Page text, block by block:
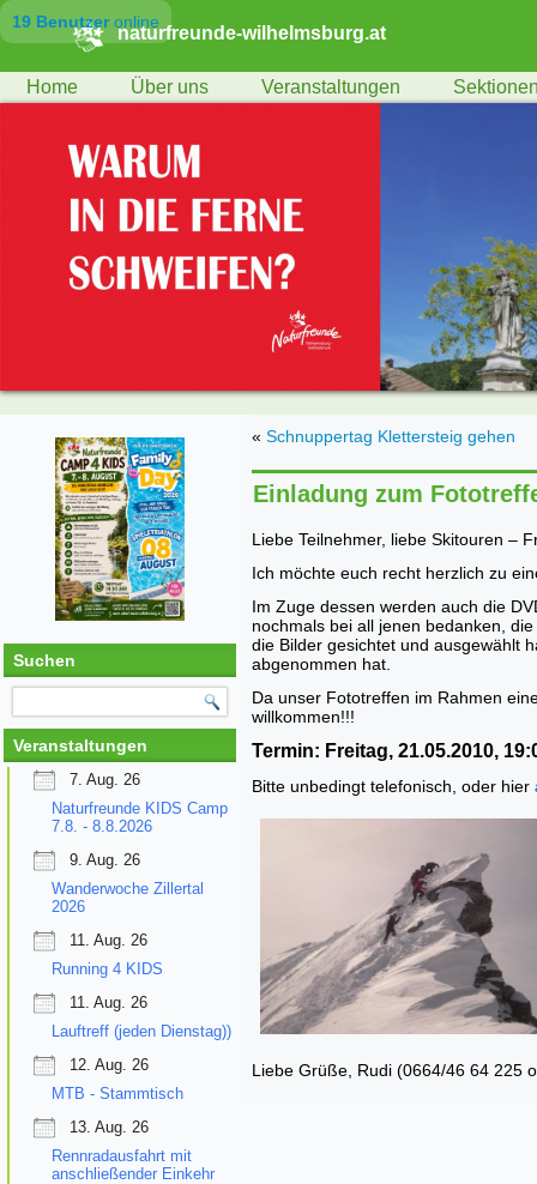
19 Benutzeronline
naturfreunde-wilhelmsburg.at
Home Über uns Veranstaltungen
Suchen
Veranstaltungen
7. Aug. 26
Naturfreunde KIDS Camp
7.8. - 8.8.2026
9. Aug. 26
Wanderwoche Zillertal
2026
11. Aug. 26
Running 4 KIDS
11. Aug. 26
Lauftreff (jeden Dienstag))
12. Aug. 26
MTB - Stammtisch
13. Aug. 26
Rennradausfahrt mit
anschließender Einkehr
« Schnuppertag Klettersteig gehen
Einladung zum
Liebe Teilnehmer, liebe Skitouren –
Ich möchte euch recht herzlich zu
Im Zuge dessen werden auch die
nochmals bei all jenen bedanken,
die Bilder gesichtet und ausgewählt
abgenommen hat.
Da unser Fototreffen im Rahmen
willkommen!!!
Termin: Freitag, 21.05.2010,
Bitte unbedingt telefonisch, oder hier
Liebe Grüße, Rudi (0664/46 64 225